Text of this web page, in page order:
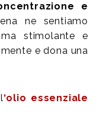
e
ne sentiamo
stimolante e
e dona una
‘olio essenziale